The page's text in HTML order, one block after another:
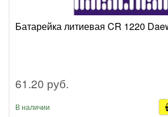
Батарейка литиевая CR 1220
61.20 руб.
В наличии